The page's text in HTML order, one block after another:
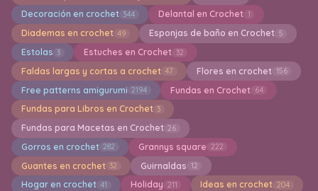
Decoración en crochet 344 Delantal en Crochet 1
Diademas en crochet 49 Esponjas de baño en Crochet 5
Estolas 3 Estuches en Crochet 32
Faldas largas y cortas a crochet 47 Flores en crochet 156
Free patterns amigurumi 2194 Fundas en Crochet 64
Fundas para Libros en Crochet 3
Fundas para Macetas en Crochet 26
Gorros en crochet 282 Grannys square 222
Guantes en crochet 32 Guirnaldas 12
Hogar en crochet 41 Holiday 211 Ideas en crochet 204